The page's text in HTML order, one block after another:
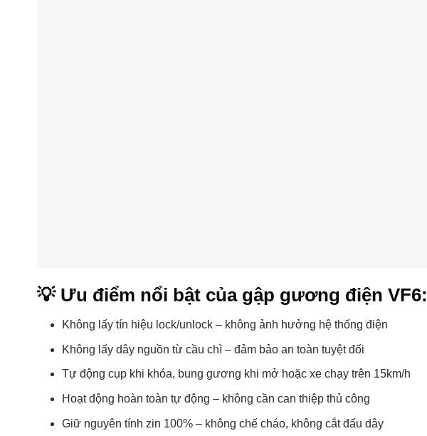
💡 Ưu điểm nổi bật của gập gương điện VF6:
Không lấy tín hiệu lock/unlock – không ảnh hưởng hệ thống điện
Không lấy dây nguồn từ cầu chì – đảm bảo an toàn tuyệt đối
Tự động cụp khi khóa, bung gương khi mở hoặc xe chạy trên 15km/h
Hoạt động hoàn toàn tự động – không cần can thiệp thủ công
Giữ nguyên tính zin 100% – không chế cháo, không cắt đấu dây